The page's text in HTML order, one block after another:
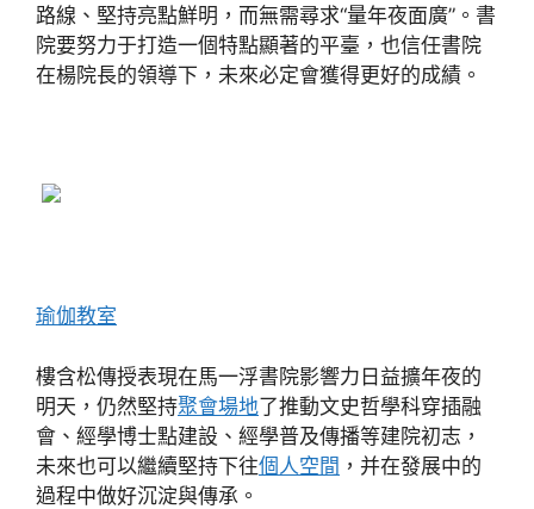
路線、堅持亮點鮮明，而無需尋求“量年夜面廣”。書
院要努力于打造一個特點顯著的平臺，也信任書院
在楊院長的領導下，未來必定會獲得更好的成績。
瑜伽教室
樓含松傳授表現在馬一浮書院影響力日益擴年夜的
明天，仍然堅持聚會場地了推動文史哲學科穿插融
會、經學博士點建設、經學普及傳播等建院初志，
未來也可以繼續堅持下往個人空間 ，并在發展中的
過程中做好沉淀與傳承。